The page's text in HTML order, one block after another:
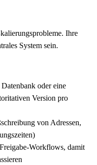
Ihre
System sein.
oder eine
Version pro
von Adressen,
Workflows, damit